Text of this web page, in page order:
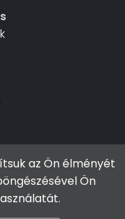
jog fenntartva!
az Ön élményét
Ön